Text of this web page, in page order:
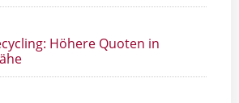
Höhere Quoten in